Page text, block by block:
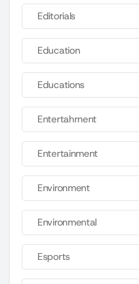
Editorials
Education
Educations
Entertahrnent
Entertainment
Environment
Environmental
Esports